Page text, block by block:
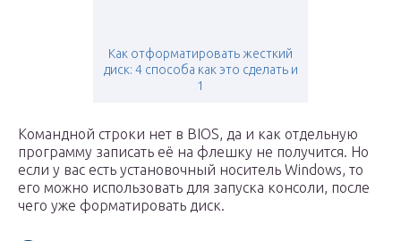
Как отформатировать жесткий
диск: 4 способа как это сделать и
1
Командной строки нет в BIOS, да и как отдельную
программу записать её на флешку не получится. Но
если у вас есть установочный носитель Windows, то
его можно использовать для запуска консоли, после
чего уже форматировать диск.